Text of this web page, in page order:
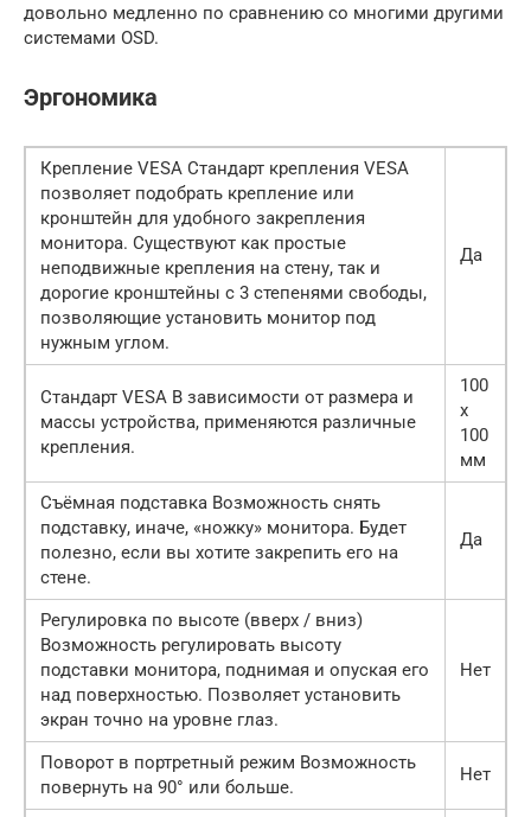
довольно медленно по сравнению со многими другими
системами OSD.
Эргономика
Крепление VESA Стандарт крепления VESA
позволяет подобрать крепление или
кронштейн для удобного закрепления
монитора. Существуют как простые
неподвижные крепления на стену, так и
дорогие кронштейны с 3 степенями свободы,
позволяющие установить монитор под
нужным углом.
Да
Стандарт VESA В зависимости от размера и
массы устройства, применяются различные
крепления.
100
x
100
мм
Съёмная подставка Возможность снять
подставку, иначе, «ножку» монитора. Будет
полезно, если вы хотите закрепить его на
стене.
Да
Регулировка по высоте (вверх / вниз)
Возможность регулировать высоту
подставки монитора, поднимая и опуская его
над поверхностью. Позволяет установить
экран точно на уровне глаз.
Нет
Поворот в портретный режим Возможность
повернуть на 90° или больше.
Нет